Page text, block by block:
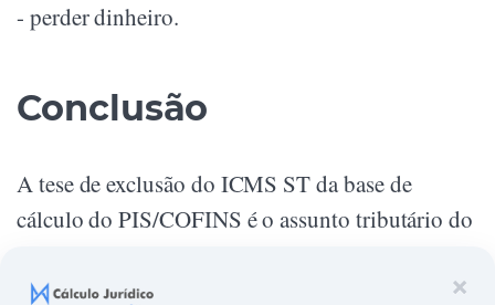
×
- perder dinheiro.
Conclusão
A tese de exclusão do ICMS ST da base de
cálculo do PIS/COFINS é o assunto tributário do